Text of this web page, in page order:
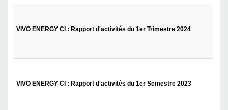
VIVO ENERGY CI : Rapport d'activités du 1er Trimestre 2024
VIVO ENERGY CI : Rapport d'activités du 1er Semestre 2023